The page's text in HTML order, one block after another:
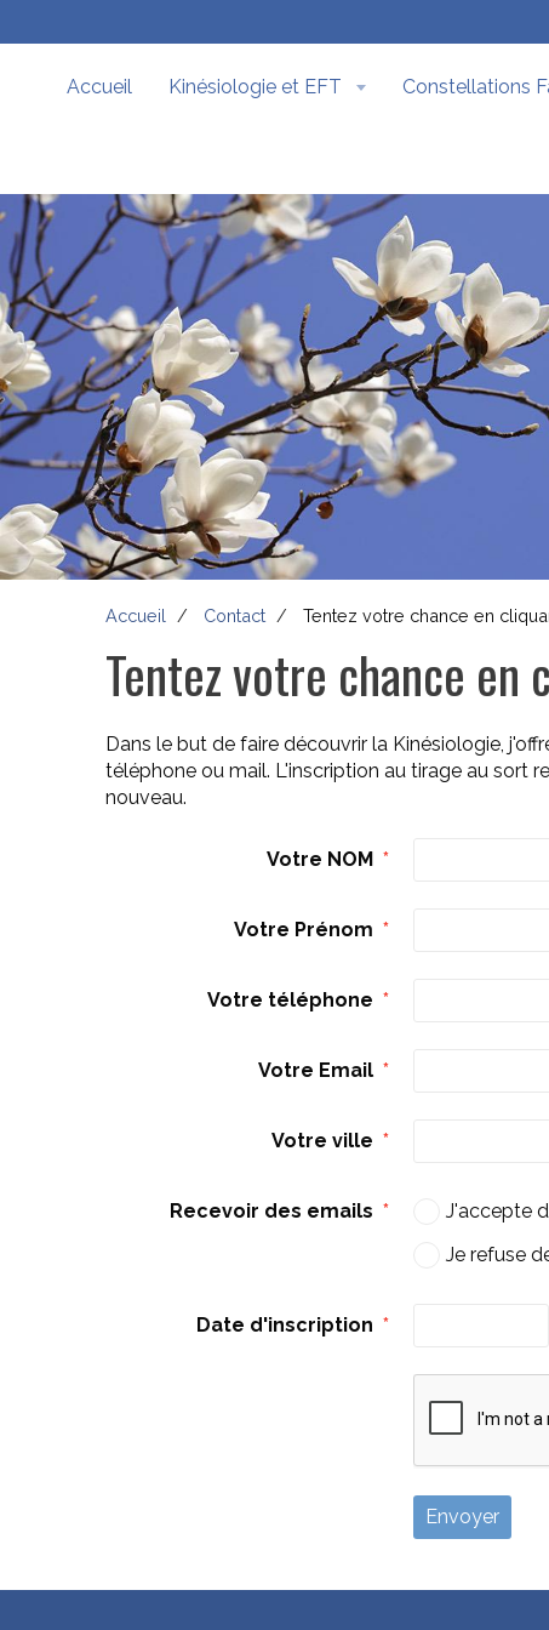
Accueil Kinésiologie et EFT Constellations
Accueil Contact Tentez votre chance en
Tentez votre chance en
Dans le but de faire découvrir la Kinésiologie,
téléphone ou mail. L'inscription au tirage au sort
nouveau.
Votre NOM
Votre Prénom
Votre téléphone
Votre Email
Votre ville
Recevoir des emails
J'accepte
Je refuse
Date d'inscription
Envoyer